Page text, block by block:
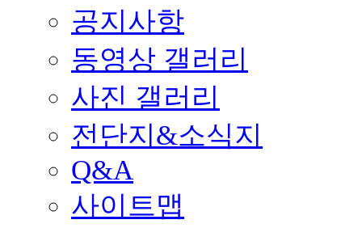
공지사항
동영상 갤러리
사진 갤러리
전단지&소식지
Q&A
사이트맵